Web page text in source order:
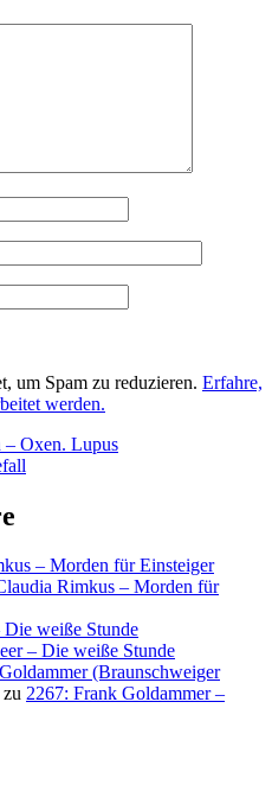
um Spam zu reduzieren. Erfahre,
werden.
– Oxen. Lupus
– Morden für Einsteiger
Rimkus – Morden für
weiße Stunde
– Die weiße Stunde
(Braunschweiger
zu 2267: Frank Goldammer –